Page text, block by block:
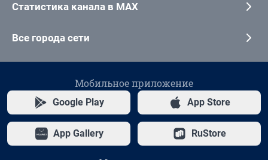
Статистика канала в MAX
Все города сети
Мобильное приложение
Google Play App Store
App Gallery RuStore